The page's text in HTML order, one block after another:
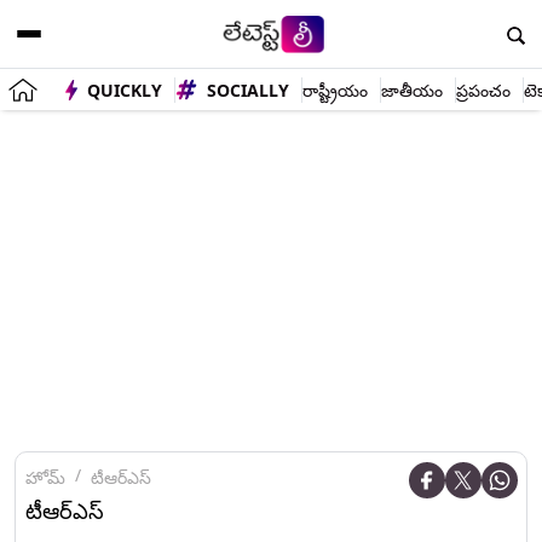
QUICKLY SOCIALLY రాష్ట్రీయం జాతీయం ప్రపంచం
హోమ్ టీఆర్ఎస్
టీఆర్ఎస్